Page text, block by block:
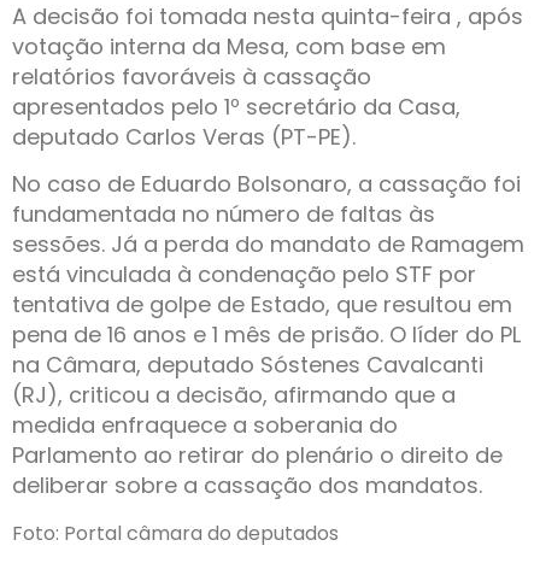
A decisão foi tomada nesta quinta-feira , após
votação interna da Mesa, com base em
relatórios favoráveis à cassação
apresentados pelo 1º secretário da Casa,
deputado Carlos Veras (PT-PE).
No caso de Eduardo Bolsonaro, a cassação foi
fundamentada no número de faltas às
sessões. Já a perda do mandato de Ramagem
está vinculada à condenação pelo STF por
tentativa de golpe de Estado, que resultou em
pena de 16 anos e 1 mês de prisão. O líder do PL
na Câmara, deputado Sóstenes Cavalcanti
(RJ), criticou a decisão, afirmando que a
medida enfraquece a soberania do
Parlamento ao retirar do plenário o direito de
deliberar sobre a cassação dos mandatos.
Foto: Portal câmara do deputados